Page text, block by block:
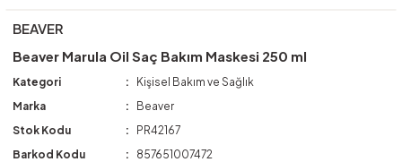
BEAVER
Beaver Marula Oil Saç Bakım Maskesi 250 ml
Kategori
Kişisel Bakım ve Sağlık
Marka
Beaver
Stok Kodu
PR42167
Barkod Kodu
857651007472